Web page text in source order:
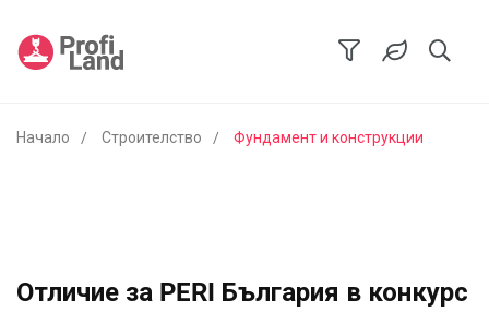
Начало Строителство Фундамент и конструкции
Отличие за PERI България в конкурс